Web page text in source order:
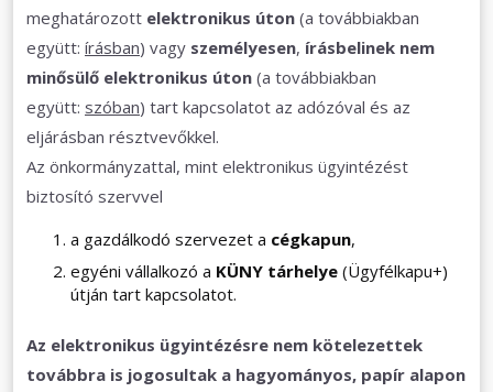
meghatározott elektronikus úton (a továbbiakban
együtt: írásban) vagy személyesen, írásbelinek nem
minősülő elektronikus úton (a továbbiakban
együtt: szóban) tart kapcsolatot az adózóval és az
eljárásban résztvevőkkel.
Az önkormányzattal, mint elektronikus ügyintézést
biztosító szervvel
a gazdálkodó szervezet a cégkapun,
egyéni vállalkozó a KÜNY tárhelye (Ügyfélkapu+)
útján tart kapcsolatot.
Az elektronikus ügyintézésre nem kötelezettek
továbbra is jogosultak a hagyományos, papír alapon